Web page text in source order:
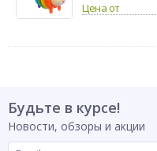
Будьте в курсе!
Новости, обзоры и акции